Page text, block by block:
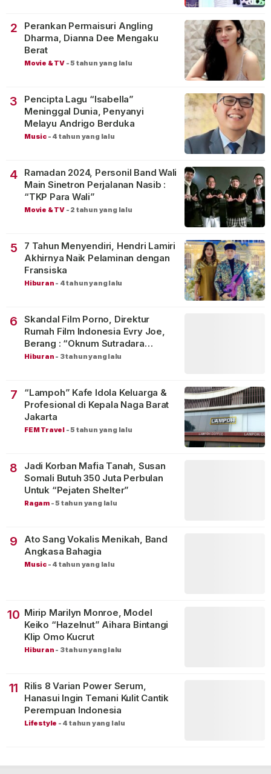
2
Perankan Permaisuri Angling
Dharma, Dianna Dee Mengaku
Berat
Movie & TV -5 tahun yang lalu
3
Pencipta Lagu “Isabella”
Meninggal Dunia, Penyanyi
Melayu Andrigo Berduka
Music - 4 tahun yang lalu
4
Ramadan 2024, Personil Band Wali
Main Sinetron Perjalanan Nasib :
“TKP Para Wali”
Movie & TV - 2 tahun yang lalu
5
7 Tahun Menyendiri, Hendri Lamiri
Akhirnya Naik Pelaminan dengan
Fransiska
Hiburan - 4 tahun yang lalu
6
Skandal Film Porno, Direktur
Rumah Film Indonesia Evry Joe,
Berang : “Oknum Sutradara
Merusak Perfilman Indonesia”!
Hiburan - 3 tahun yang lalu
7
“Lampoh” Kafe Idola Keluarga &
Profesional di Kepala Naga Barat
Jakarta
FEM Travel -5 tahun yang lalu
8
Jadi Korban Mafia Tanah, Susan
Somali Butuh 350 Juta Perbulan
Untuk “Pejaten Shelter”
Ragam -5 tahun yang lalu
9
Ato Sang Vokalis Menikah, Band
Angkasa Bahagia
Music - 4 tahun yang lalu
10 Mirip Marilyn Monroe, Model
Keiko “Hazelnut” Aihara Bintangi
Klip Omo Kucrut
Hiburan - 3 tahun yang lalu
11
Rilis 8 Varian Power Serum,
Hanasui Ingin Temani Kulit Cantik
Perempuan Indonesia
Lifestyle - 4 tahun yang lalu